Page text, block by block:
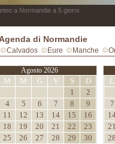
a Normandie a 5 giorni
di Normandie
Calvados Eure Manche
Agosto 2026
M M G V S
D
1
2
4 5 6 7 8
9
11 12 13 14 15
16
18 19 20 21 22
23
25 26 27 28 29
30
L
7